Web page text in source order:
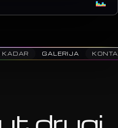
KADAR GALERIJA